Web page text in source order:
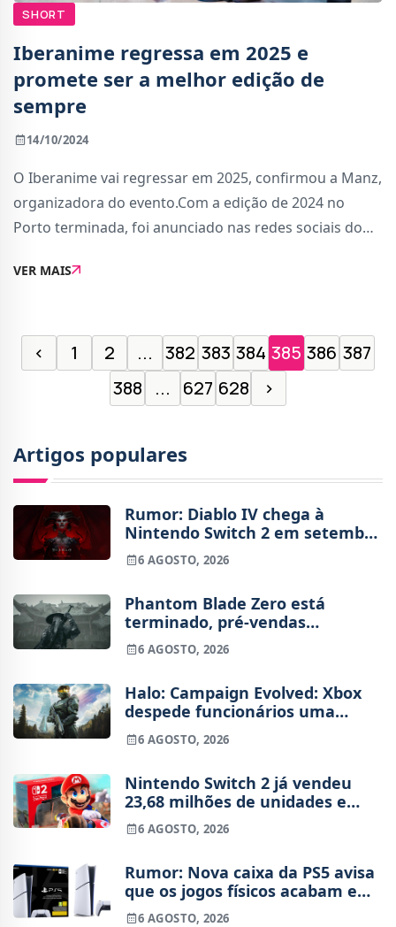
SHORT
Iberanime regressa em 2025 e
promete ser a melhor edição de
sempre
14/10/2024
O Iberanime vai regressar em 2025, confirmou a Manz,
organizadora do evento.Com a edição de 2024 no
Porto terminada, foi anunciado nas redes sociais do
organizadores prometem voltar com força no pr�
VER MAIS
‹ 1 2 ... 382 383 384 385 386 387
388
... 627 628 ›
Artigos populares
Rumor: Diablo IV chega à
Nintendo Switch 2 em setembro
e vai custar o preço de um jogo
novo
6 AGOSTO, 2026
Phantom Blade Zero está
terminado, pré-vendas
começam na próxima semana
6 AGOSTO, 2026
Halo: Campaign Evolved: Xbox
despede funcionários uma
semana após o lançamento
6 AGOSTO, 2026
Nintendo Switch 2 já vendeu
23,68 milhões de unidades e
está 4 milhões à frente da
Switch original no mesmo
6 AGOSTO, 2026
Rumor: Nova caixa da PS5 avisa
que os jogos físicos acabam em
2028
6 AGOSTO, 2026